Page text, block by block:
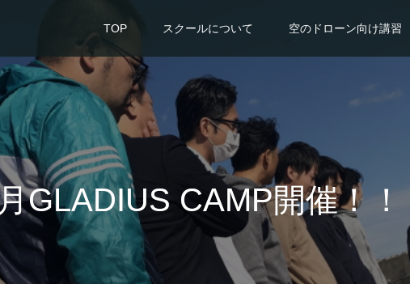
TOP スクールについて 空のドローン向け講習
GLADIUS CAMP開催！！